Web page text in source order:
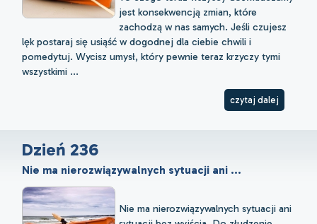
jest konsekwencją zmian, które
zachodzą w nas samych. Jeśli czujesz
lęk postaraj się usiąść w dogodnej dla ciebie chwili i
pomedytuj. Wycisz umysł, który pewnie teraz krzyczy tymi
wszystkimi ...
czytaj dalej
Dzień 236
Nie ma nierozwiązywalnych sytuacji ani ...
Nie ma nierozwiązywalnych sytuacji ani